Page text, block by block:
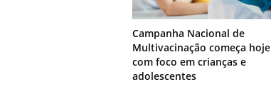
Campanha Nacional de
Multivacinação começa hoje
com foco em crianças e
adolescentes